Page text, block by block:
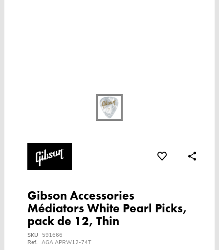
Gibson Accessories
Médiators White Pearl Picks,
pack de 12, Thin
SKU
591666
Ref. AGA APRW12-74T